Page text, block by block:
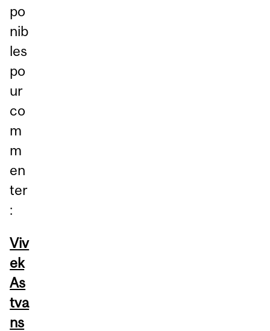
po
nib
les
po
ur
co
m
m
en
ter
:
Viv
ek
As
tva
ns